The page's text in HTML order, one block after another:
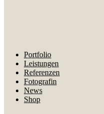
Portfolio
Leistungen
Referenzen
Fotografin
News
Shop